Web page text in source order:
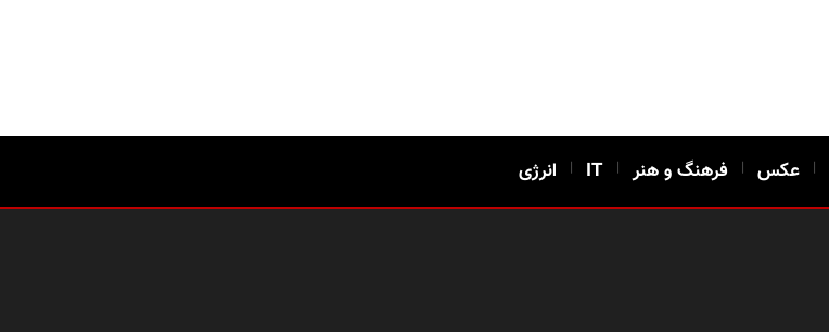
| عکس | فرهنگ و هنر |
IT
| انرژی